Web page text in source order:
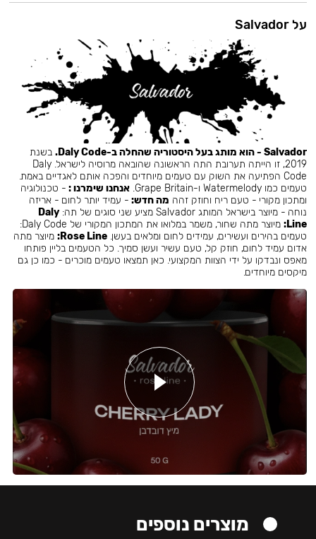
על Salvador
Salvador - הוא מותג בעל היסטוריה שהחלה ב-Daly Code.
בשנת
2019, זו הייתה תערובת התה הראשונה שהובאה מרוסיה לישראל. Daly
Code הפתיעה את השוק עם טעמים מיוחדים והפכה אותם לאגדיים באמת.
טעמים כמו Watermelody ו-Grape Britain.
אנחנו שימרנו : - טכנולוגיה
ומתכון מקורי - טעם ריח וחוזק זהה מה חדש: - עמיד יותר לחום - אריזה
נוחה - מיוצר בישראל המותג Salvador מציע שני סוגים של תה:
Daly
Line:
מיוצר מתה שחור, משמר במלואו את המתכון המקורי של Daly Code:
טעמים בהירים ועשירים, עמידים לחום ומלאים בעשן.Rose Line: מיוצר מתה
אדום עמיד לחום, חוזק קל, טעם עשיר ועשן סמיך. כל הטעמים בליין פותחו
מאפס ונבדקו על ידי הצוות המקצועי. כאן תמצאו טעמים מוכרים - כמו כן גם
מיקסים מיוחדים.
מוצרים נוספים